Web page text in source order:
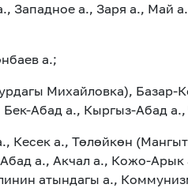
Западное а., Заря а., Май
а.;
Михайловка),
Абад а., Кыргыз-Абад а.,
Кесек а., Төлөйкөн
Акчал а., Кожо-Арык
атындагы а.,